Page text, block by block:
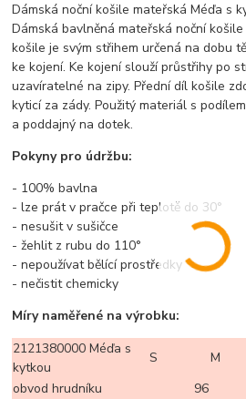
Dámská noční košile mateřská Méďa s
Dámská bavlněná mateřská noční
košile je svým střihem určená na dobu
ke kojení. Ke kojení slouží průstřihy po
uzavíratelné na zipy. Přední díl košile
kyticí za zády. Použitý materiál s
a poddajný na dotek.
Pokyny pro údržbu:
- 100% bavlna
- lze prát v pračce při teplotě do 30°
- nesušit v sušičce
- žehlit z rubu do 110°
- nepoužívat bělící prostředky
- nečistit chemicky
Míry naměřené na výrobku:
2121380000 Méďa s
kytkou
S M
obvod hrudníku
96